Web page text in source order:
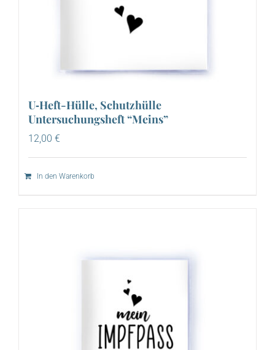
U‑Heft-Hülle, Schutzhülle
Untersuchungsheft “Meins”
12,00 €
In den Warenkorb